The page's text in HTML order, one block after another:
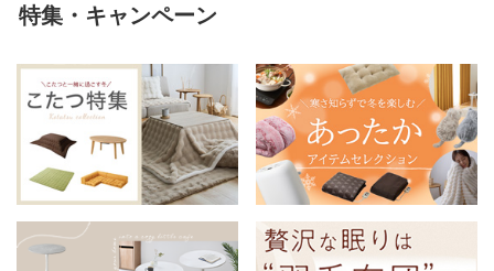
特集・キャンペーン